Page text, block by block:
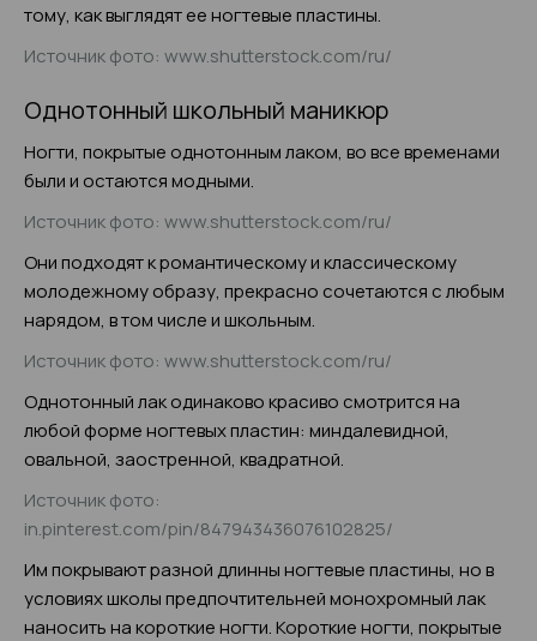
тому, как выглядят ее ногтевые пластины.
Источник фото: www.shutterstock.com/ru/
Однотонный школьный маникюр
Ногти, покрытые однотонным лаком, во все временами
были и остаются модными.
Источник фото: www.shutterstock.com/ru/
Они подходят к романтическому и классическому
молодежному образу, прекрасно сочетаются с любым
нарядом, в том числе и школьным.
Источник фото: www.shutterstock.com/ru/
Однотонный лак одинаково красиво смотрится на
любой форме ногтевых пластин: миндалевидной,
овальной, заостренной, квадратной.
Источник фото:
in.pinterest.com/pin/847943436076102825/
Им покрывают разной длинны ногтевые пластины, но в
условиях школы предпочтительней монохромный лак
наносить на короткие ногти. Короткие ногти, покрытые